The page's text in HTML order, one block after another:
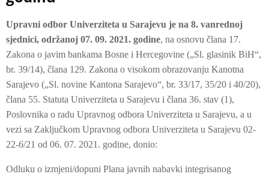
Upravni odbor Univerziteta u Sarajevu je na 8. vanrednoj
sjednici, održanoj 07. 09. 2021. godine, na osnovu člana 17.
Zakona o javim bankama Bosne i Hercegovine („Sl. glasinik BiH“,
br. 39/14), člana 129. Zakona o visokom obrazovanju Kanotna
Sarajevo („Sl. novine Kantona Sarajevo“, br. 33/17, 35/20 i 40/20),
člana 55. Statuta Univerziteta u Sarajevu i člana 36. stav (1),
Poslovnika o radu Upravnog odbora Univerziteta u Sarajevu, a u
vezi sa Zaključkom Upravnog odbora Univerziteta u Sarajevu 02-
22-6/21 od 06. 07. 2021. godine, donio:
Odluku o izmjeni/dopuni Plana javnih nabavki integrisanog